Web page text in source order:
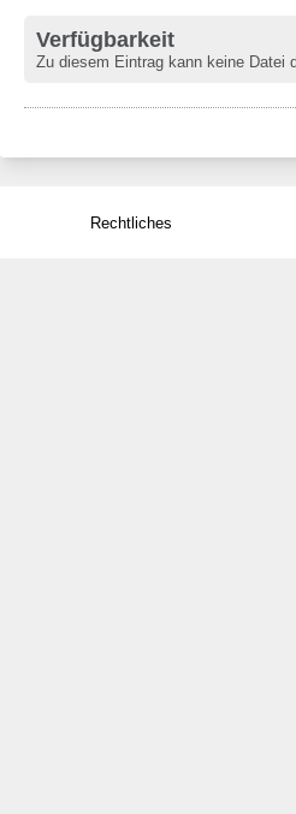
Verfügbarkeit
Zu diesem Eintrag kann keine Datei
Rechtliches